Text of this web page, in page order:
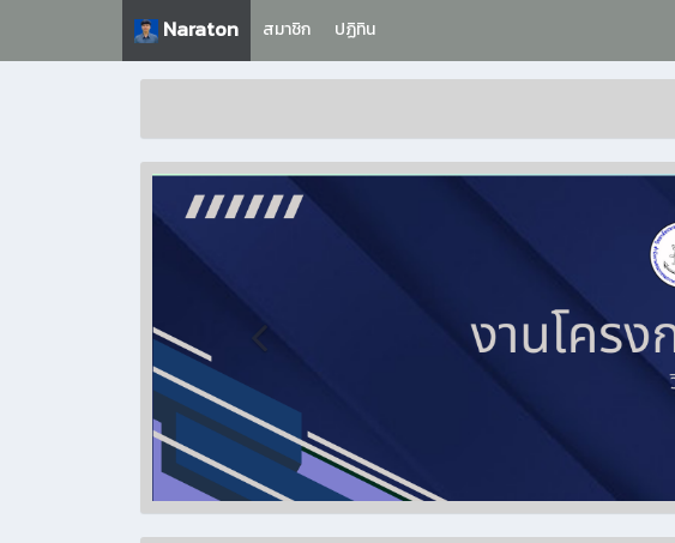
Naraton สมาชิก ปฏิทิน